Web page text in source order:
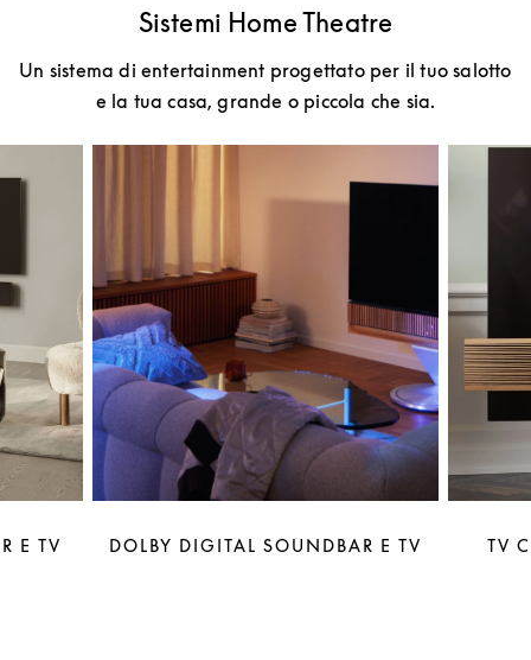
Sistemi Home Theatre
Un sistema di entertainment progettato per il tuo salotto
e la tua casa, grande o piccola che sia.
E TV DOLBY DIGITAL SOUNDBAR E TV TV